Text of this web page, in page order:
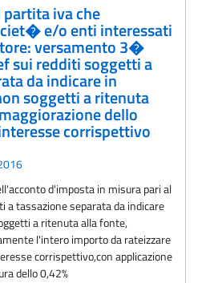
iva che
e/o enti interessati
versamento 3�
sui redditi soggetti a
da indicare in
soggetti a ritenuta
dello
corrispettivo
d'imposta in misura pari al
a tassazione separata da indicare
a ritenuta alla fonte,
l'intero importo da rateizzare
corrispettivo,con applicazione
dello 0,42%